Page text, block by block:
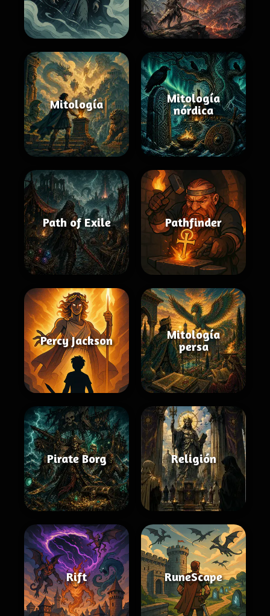
Mitología
Mitología
nórdica
Path of Exile Pathfinder
Percy Jackson
Mitología
persa
Pirate Borg Religión
Rift RuneScape